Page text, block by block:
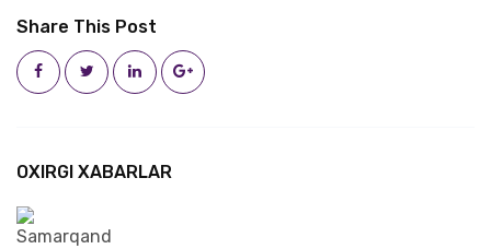
Share This Post
OXIRGI XABARLAR